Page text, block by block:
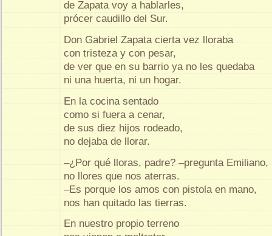
de Zapata voy a hablarles,
prócer caudillo del Sur.
Don Gabriel Zapata cierta vez lloraba
con tristeza y con pesar,
de ver que en su barrio ya no les quedaba
ni una huerta, ni un hogar.
En la cocina sentado
como si fuera a cenar,
de sus diez hijos rodeado,
no dejaba de llorar.
–¿Por qué lloras, padre? –pregunta Emiliano,
no llores que nos aterras.
–Es porque los amos con pistola en mano,
nos han quitado las tierras.
En nuestro propio terreno